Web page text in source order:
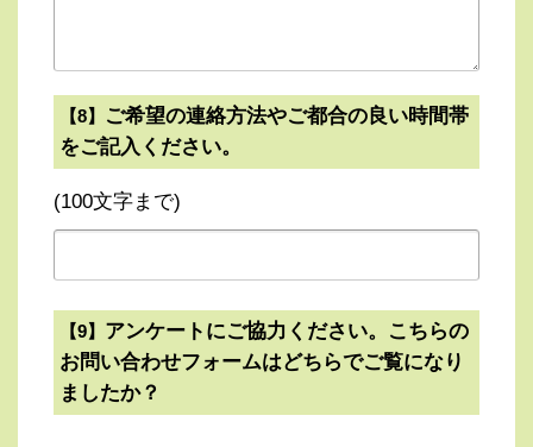
【8】
ご希望の連絡方法やご都合の良い時間帯
をご記入ください。
(100文字まで)
【9】 アンケートにご協力ください。こちらの
お問い合わせフォームはどちらでご覧になり
ましたか？